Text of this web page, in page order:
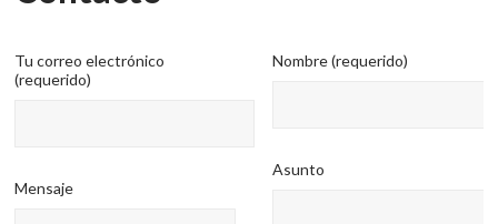
Nombre (requerido)
Tu correo electrónico
(requerido)
Asunto
Mensaje